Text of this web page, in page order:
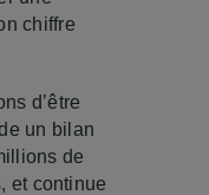
chiffre
d’être
un bilan
de
et continue